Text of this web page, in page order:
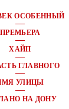
ОСОБЕННЫЙ
ПРЕМЬЕРА
ХАЙП
ГЛАВНОГО
УЛИЦЫ
НА ДОНУ